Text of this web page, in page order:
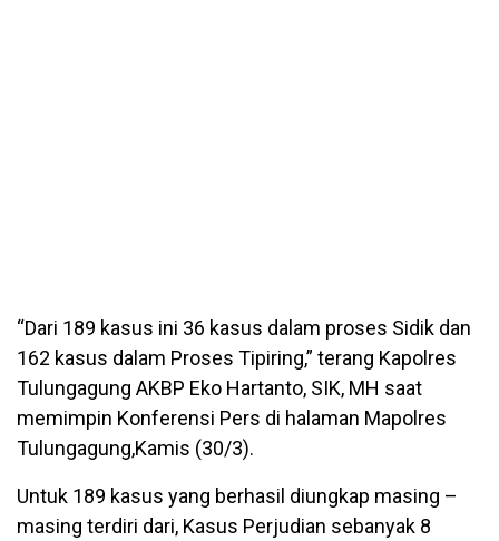
“Dari 189 kasus ini 36 kasus dalam proses Sidik dan
162 kasus dalam Proses Tipiring,” terang Kapolres
Tulungagung AKBP Eko Hartanto, SIK, MH saat
memimpin Konferensi Pers di halaman Mapolres
Tulungagung,Kamis (30/3).
Untuk 189 kasus yang berhasil diungkap masing –
masing terdiri dari, Kasus Perjudian sebanyak 8